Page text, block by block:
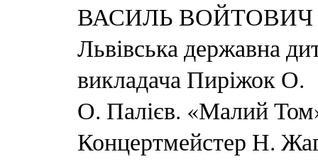
ВАСИЛЬ ВОЙТОВИЧ –
Львівська державна
викладача Пиріжок О.
О. Палієв. «Малий
Концертмейстер Н.